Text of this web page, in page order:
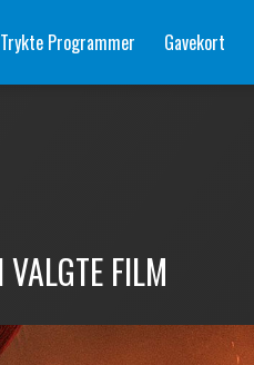
Trykte Programmer Gavekort